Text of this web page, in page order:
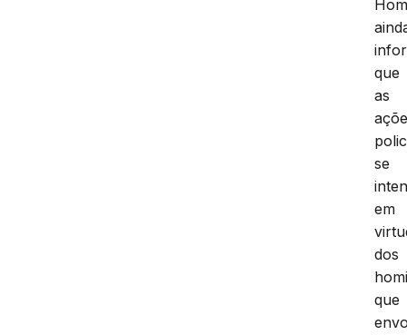
que
as
se
em
dos
que